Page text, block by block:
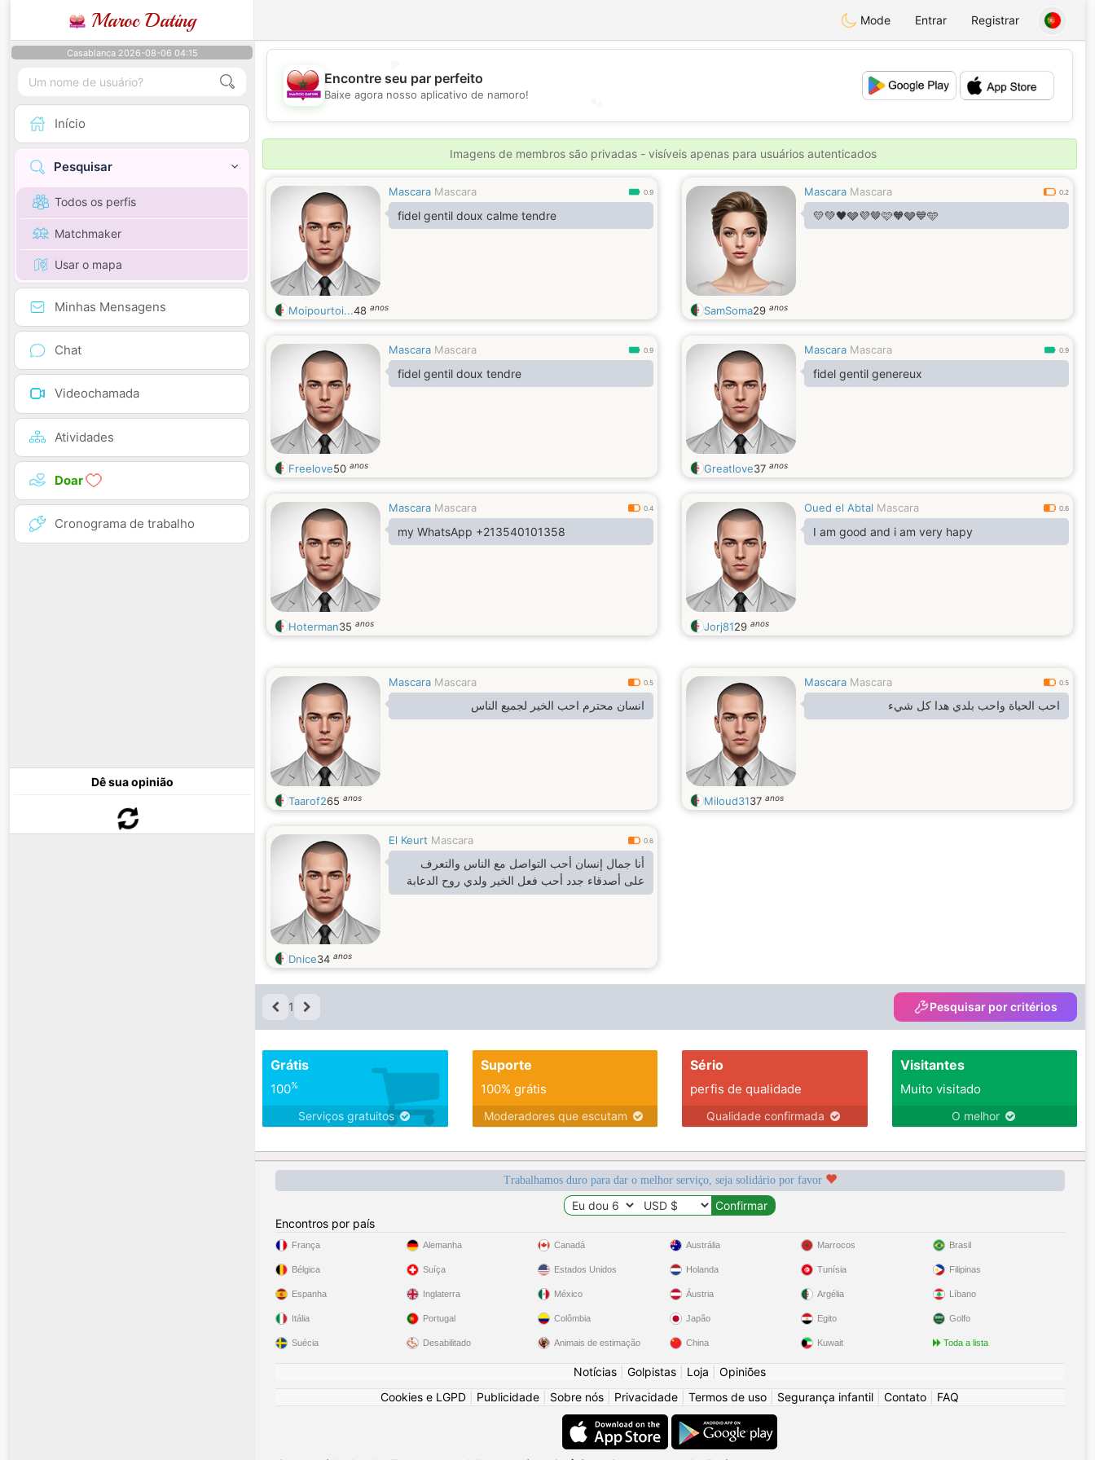
Maroc Dating Mode Entrar Registrar
Casablanca 2026-08-06 04:15
Início
Pesquisar
Todos os perfis
Matchmaker
Usar o mapa
Minhas Mensagens
Chat
Videochamada
Atividades
Doar
Cronograma de trabalho
Dê sua opinião
💕
Encontre seu par perfeito
Baixe agora nosso aplicativo de namoro!
Imagens de membros são privadas - visíveis apenas para usuários autenticados
Mascara Mascara 0.9
fidel gentil doux calme tendre
Moipourtoi...48 anos
Mascara Mascara 0.2
💛💚🖤🩶💜🤎🩷🧡🩶💙🩵
SamSoma29 anos
Mascara Mascara 0.9
fidel gentil doux tendre
Freelove50 anos
Mascara Mascara 0.9
fidel gentil genereux
Greatlove37 anos
Mascara Mascara 0.4
my WhatsApp +213540101358
Hoterman35 anos
Oued el Abtal Mascara 0.6
I am good and i am very hapy
Jorj8129 anos
Mascara Mascara 0.5
انسان محترم احب الخير لجميع الناس
Taarof265 anos
Mascara Mascara 0.5
احب الحياة واحب بلدي هدا كل شيء
Miloud3137 anos
El Keurt Mascara 0.6
أنا جمال إنسان أحب التواصل مع الناس والتعرف
على أصدقاء جدد أحب فعل الخير ولدي روح الدعابة
Dnice34 anos
1 Pesquisar por critérios
Grátis
100%
Serviços gratuitos
Suporte
100% grátis
Moderadores que escutam
Sério
perfis de qualidade
Qualidade confirmada
Visitantes
Muito visitado
O melhor
Trabalhamos duro para dar o melhor serviço, seja solidário por favor
Encontros por país
França
Bélgica
Espanha
Itália
Suécia
Alemanha
Suíça
Inglaterra
Portugal
Desabilitado
Canadá
Estados Unidos
México
Colômbia
Animais de estimação
Austrália
Holanda
Áustria
Japão
China
Marrocos
Tunísia
Argélia
Egito
Kuwait
Brasil
Filipinas
Líbano
Golfo
Toda a lista
Notícias Golpistas Loja
Opiniões
Cookies e LGPD
Publicidade Sobre nós Privacidade Termos de uso Segurança infantil Contato FAQ